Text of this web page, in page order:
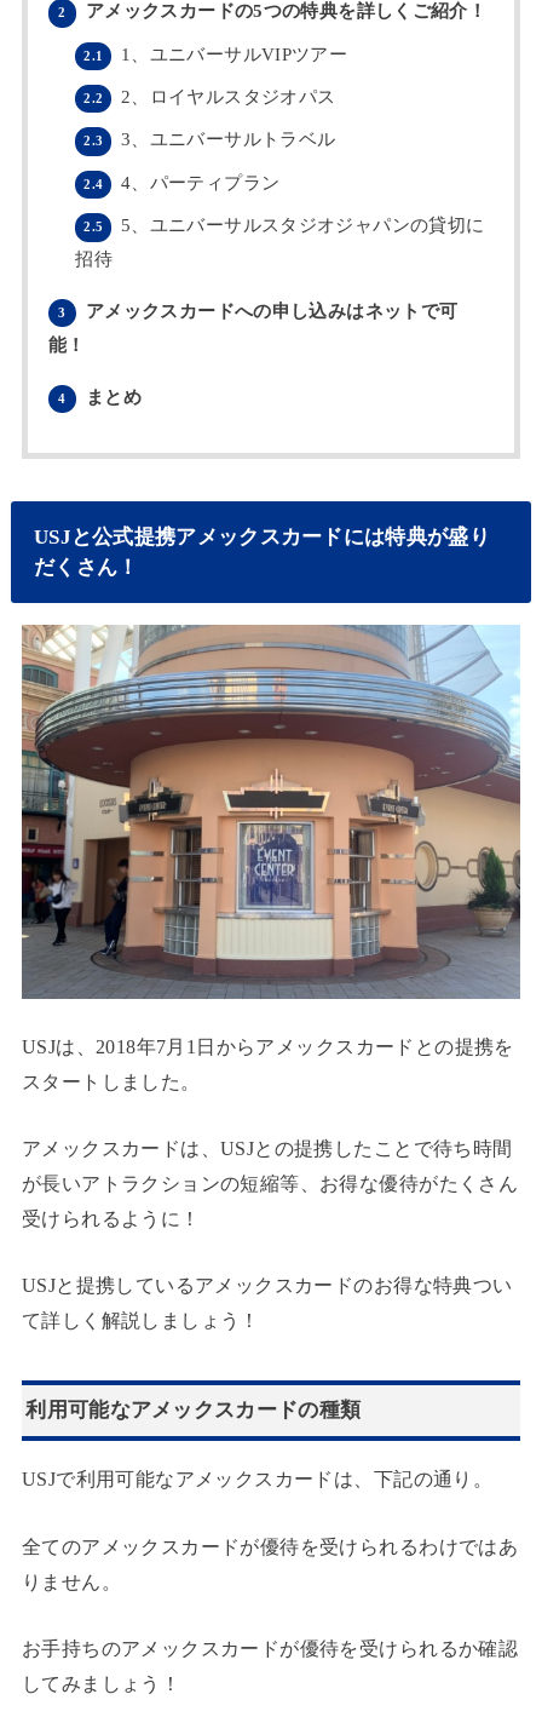
2 アメックスカードの5つの特典を詳しくご紹介！
2.1 1、ユニバーサルVIPツアー
2.2 2、ロイヤルスタジオパス
2.3 3、ユニバーサルトラベル
2.4 4、パーティプラン
2.5
5、ユニバーサルスタジオジャパンの貸切に
招待
3
アメックスカードへの申し込みはネットで可
能！
4 まとめ
USJと公式提携アメックスカードには特典が盛り
だくさん！
USJは、2018年7月1日からアメックスカードとの提携を
スタートしました。
アメックスカードは、USJとの提携したことで待ち時間
が長いアトラクションの短縮等、お得な優待がたくさん
受けられるように！
USJと提携しているアメックスカードのお得な特典つい
て詳しく解説しましょう！
利用可能なアメックスカードの種類
USJで利用可能なアメックスカードは、下記の通り。
全てのアメックスカードが優待を受けられるわけではあ
りません。
お手持ちのアメックスカードが優待を受けられるか確認
してみましょう！